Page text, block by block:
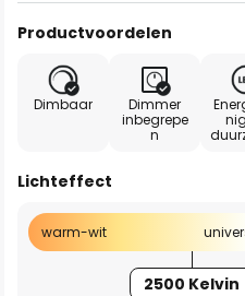
Productvoordelen
Dimbaar
Dimmer
inbegrepe
n
Lichteffect
warm-wit
2500 Kelvin